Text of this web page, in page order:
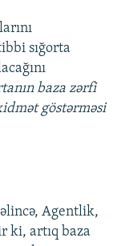
sığorta
baza zərfi
göstərməsi
Agentlik,
ki, artıq baza